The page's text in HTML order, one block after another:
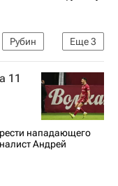
Еще3
Рубин
11
нападающего
Андрей